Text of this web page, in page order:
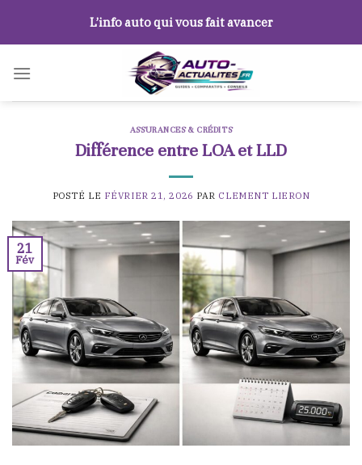
content
L’info auto qui vous fait avancer
ASSURANCES & CRÉDITS
Différence entre LOA et LLD
POSTÉ LE FÉVRIER 21, 2026 PAR CLEMENT LIERON
21
Fév